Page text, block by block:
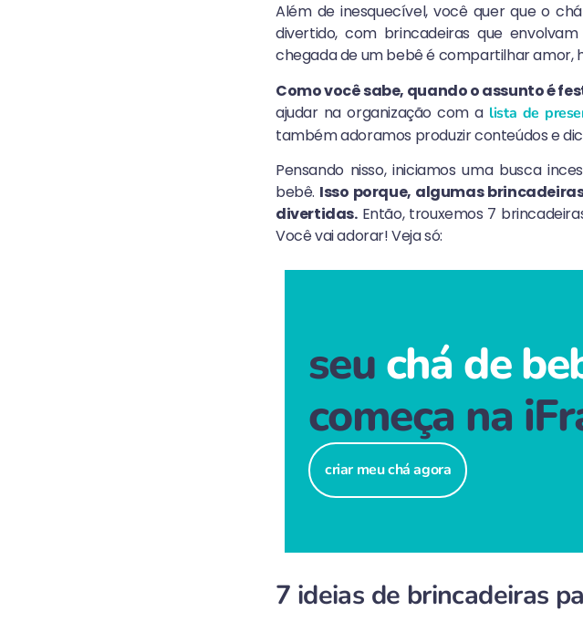
Além de inesquecível, você quer que o
divertido, com brincadeiras que
chegada de um bebê é compartilhar amor,
Como você sabe, quando o assunto é
ajudar na organização com a lista de
também adoramos produzir conteúdos e
Pensando nisso, iniciamos uma busca
bebê. Isso porque, algumas
divertidas.Então, trouxemos 7
Você vai adorar! Veja só:
seuchá de
começa na
criar meu chá agora
7 ideias de brincadeiras